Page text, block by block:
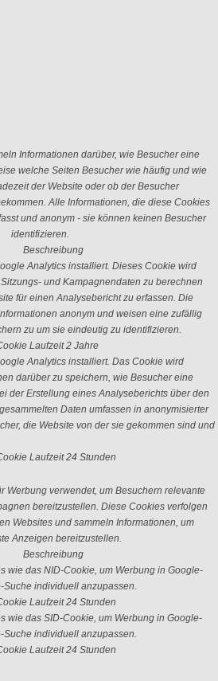
Informationen darüber, wie Besucher eine
welche Seiten Besucher wie häufig und wie
der Website oder ob der Besucher
Alle Informationen, die diese Cookies
und anonym - sie können keinen Besucher
identifizieren.
Beschreibung
Analytics installiert. Dieses Cookie wird
und Kampagnendaten zu berechnen
für einen Analysebericht zu erfassen. Die
anonym und weisen eine zufällig
zu um sie eindeutig zu identifizieren.
Laufzeit 2 Jahre
Analytics installiert. Das Cookie wird
darüber zu speichern, wie Besucher eine
der Erstellung eines Analyseberichts über den
Daten umfassen in anonymisierter
die Website von der sie gekommen sind und
Laufzeit 24 Stunden
Werbung verwendet, um Besuchern relevante
bereitzustellen. Diese Cookies verfolgen
Websites und sammeln Informationen, um
Anzeigen bereitzustellen.
Beschreibung
wie das NID-Cookie, um Werbung in Google-
individuell anzupassen.
Laufzeit 24 Stunden
wie das SID-Cookie, um Werbung in Google-
individuell anzupassen.
Laufzeit 24 Stunden